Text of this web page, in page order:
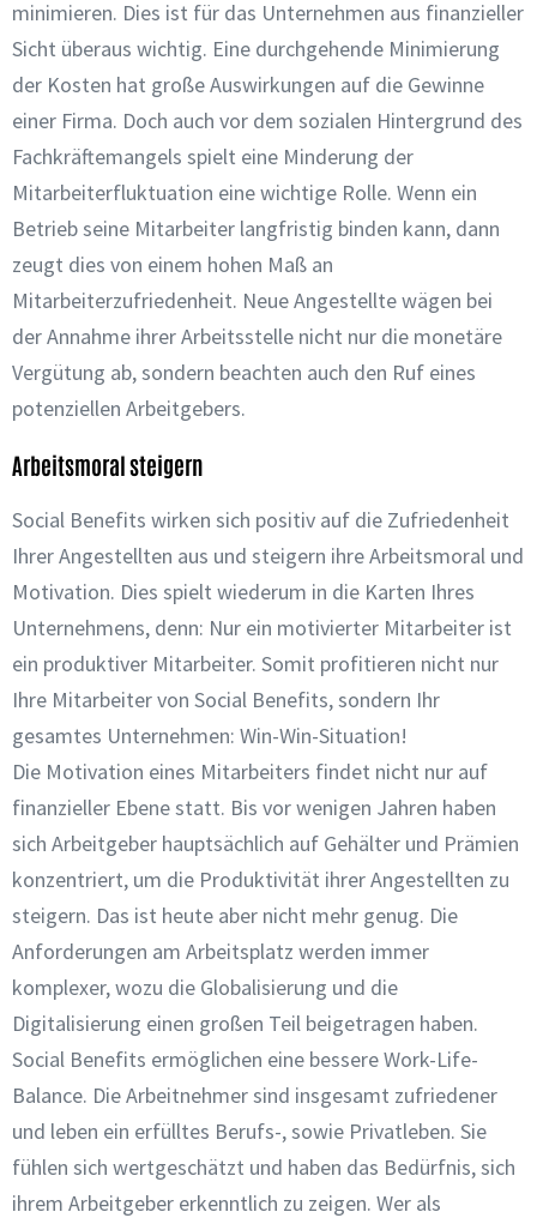
minimieren. Dies ist für das Unternehmen aus finanzieller
Sicht überaus wichtig. Eine durchgehende Minimierung
der Kosten hat große Auswirkungen auf die Gewinne
einer Firma. Doch auch vor dem sozialen Hintergrund des
Fachkräftemangels spielt eine Minderung der
Mitarbeiterfluktuation eine wichtige Rolle. Wenn ein
Betrieb seine Mitarbeiter langfristig binden kann, dann
zeugt dies von einem hohen Maß an
Mitarbeiterzufriedenheit. Neue Angestellte wägen bei
der Annahme ihrer Arbeitsstelle nicht nur die monetäre
Vergütung ab, sondern beachten auch den Ruf eines
potenziellen Arbeitgebers.
Arbeitsmoral steigern
Social Benefits wirken sich positiv auf die Zufriedenheit
Ihrer Angestellten aus und steigern ihre Arbeitsmoral und
Motivation. Dies spielt wiederum in die Karten Ihres
Unternehmens, denn: Nur ein motivierter Mitarbeiter ist
ein produktiver Mitarbeiter. Somit profitieren nicht nur
Ihre Mitarbeiter von Social Benefits, sondern Ihr
gesamtes Unternehmen: Win-Win-Situation!
Die Motivation eines Mitarbeiters findet nicht nur auf
finanzieller Ebene statt. Bis vor wenigen Jahren haben
sich Arbeitgeber hauptsächlich auf Gehälter und Prämien
konzentriert, um die Produktivität ihrer Angestellten zu
steigern. Das ist heute aber nicht mehr genug. Die
Anforderungen am Arbeitsplatz werden immer
komplexer, wozu die Globalisierung und die
Digitalisierung einen großen Teil beigetragen haben.
Social Benefits ermöglichen eine bessere Work-Life-
Balance. Die Arbeitnehmer sind insgesamt zufriedener
und leben ein erfülltes Berufs-, sowie Privatleben. Sie
fühlen sich wertgeschätzt und haben das Bedürfnis, sich
ihrem Arbeitgeber erkenntlich zu zeigen. Wer als